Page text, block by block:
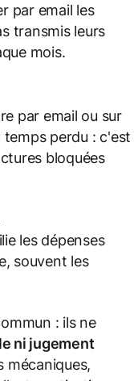
par email les
transmis leurs
mois.
par email ou sur
temps perdu : c'est
bloquées
les dépenses
souvent les
: ils ne
ni jugement
mécaniques,